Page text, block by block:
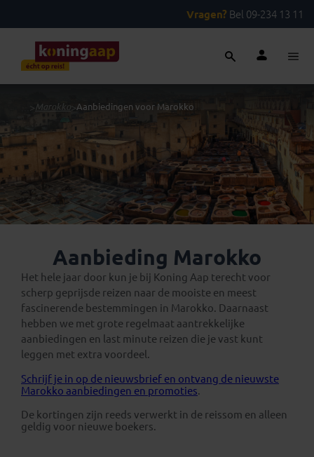
Vragen? Bel 09-234 13 11
> Marokko >Aanbiedingen voor Marokko
Aanbieding Marokko
Het hele jaar door kun je bij Koning Aap terecht voor
scherp geprijsde reizen naar de mooiste en meest
fascinerende bestemmingen in Marokko. Daarnaast
hebben we met grote regelmaat aantrekkelijke
aanbiedingen en last minute reizen die je vast kunt
leggen met extra voordeel.
Schrijf je in op de nieuwsbrief en ontvang de nieuwste
Marokko aanbiedingen en promoties.
De kortingen zijn reeds verwerkt in de reissom en alleen
geldig voor nieuwe boekers.